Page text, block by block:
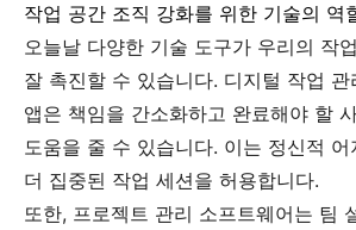
작업 공간 조직 강화를 위한 기술의 역
오늘날 다양한 기술 도구가 우리의 작
잘 촉진할 수 있습니다. 디지털 작업
앱은 책임을 간소화하고 완료해야 할
도움을 줄 수 있습니다. 이는 정신적
더 집중된 작업 세션을 허용합니다.
또한, 프로젝트 관리 소프트웨어는 팀